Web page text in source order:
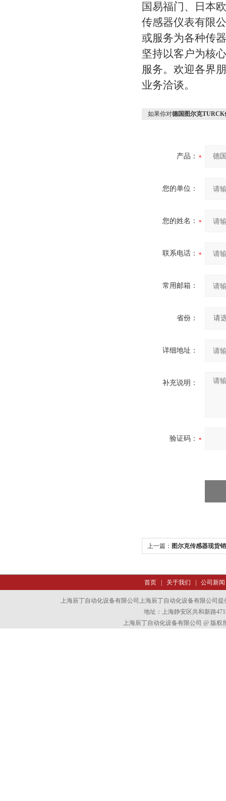
国易福门、日本
传感器仪表有限
或服务为各种传
坚持以客户为核
服务。欢迎各界
业务洽谈。
如果你对德国图尔克TURCK
产品：
您的单位：
您的姓名：
联系电话：
常用邮箱：
省份：
详细地址：
补充说明：
验证码：
上一篇： 图尔克传感器现货
首页| 关于我们 公司新闻
上海辰丁自动化设备有限公司上海辰丁自动化设备有限公司提
地址：上海静安区共和新路
上海辰丁自动化设备有限公司 @ 版权